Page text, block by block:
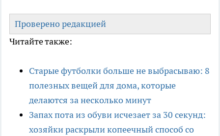
Проверено редакцией
Читайте также:
Старые футболки больше не выбрасываю: 8
полезных вещей для дома, которые
делаются за несколько минут
Запах пота из обуви исчезает за 30 секунд:
хозяйки раскрыли копеечный способ со